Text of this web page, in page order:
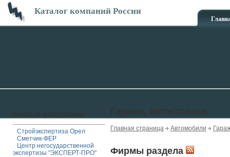
Каталог компаний России
Стройэкспертиза Орел
Сметчик-ФЕР
Центр негосударственной
экспертизы "ЭКСПЕРТ-ПРО"
Главная страница Автомобили
Фирмы раздела